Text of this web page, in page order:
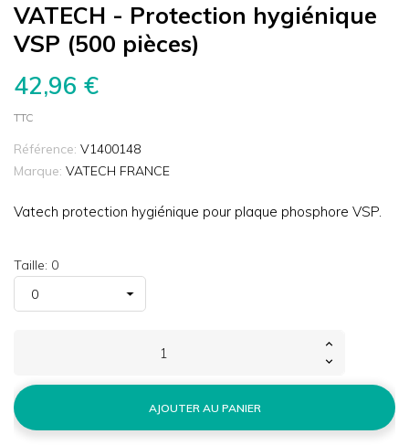
VATECH - Protection hygiénique
VSP (500 pièces)
42,96 €
TTC
Référence: V1400148
Marque: VATECH FRANCE
Vatech protection hygiénique pour plaque phosphore VSP.
Taille: 0
AJOUTER AU PANIER